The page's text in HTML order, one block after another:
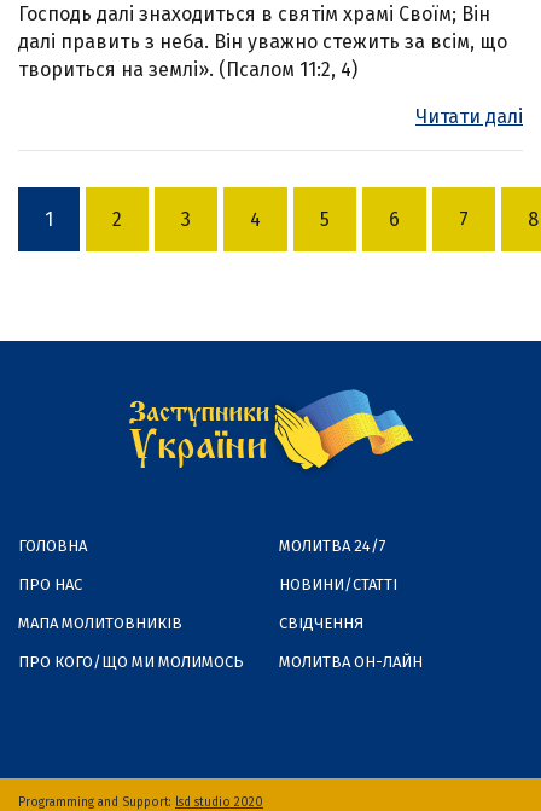
Господь далі знаходиться в святім храмі Своїм; Він
далі править з неба. Він уважно стежить за всім, що
твориться на землі». (Псалом 11:2, 4)
Читати далі
1 2 3 4 5 6 7 8
ГОЛОВНА
ПРО НАС
МАПА МОЛИТОВНИКІВ
ПРО КОГО/ЩО МИ МОЛИМОСЬ
МОЛИТВА 24/7
НОВИНИ/СТАТТІ
СВІДЧЕННЯ
МОЛИТВА ОН-ЛАЙН
Programming and Support: lsd studio 2020